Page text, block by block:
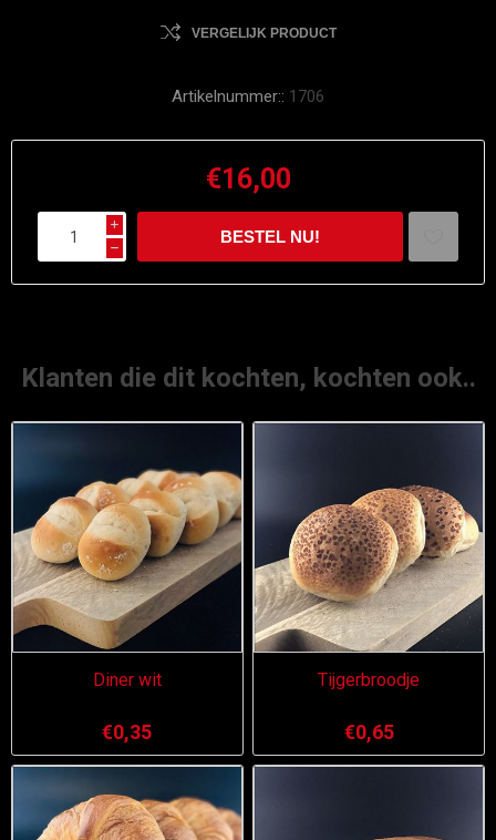
VERGELIJK PRODUCT
Artikelnummer:: 1706
€16,00
i
h
Klanten die dit kochten, kochten ook..
Diner wit
€0,35
Tijgerbroodje
€0,65